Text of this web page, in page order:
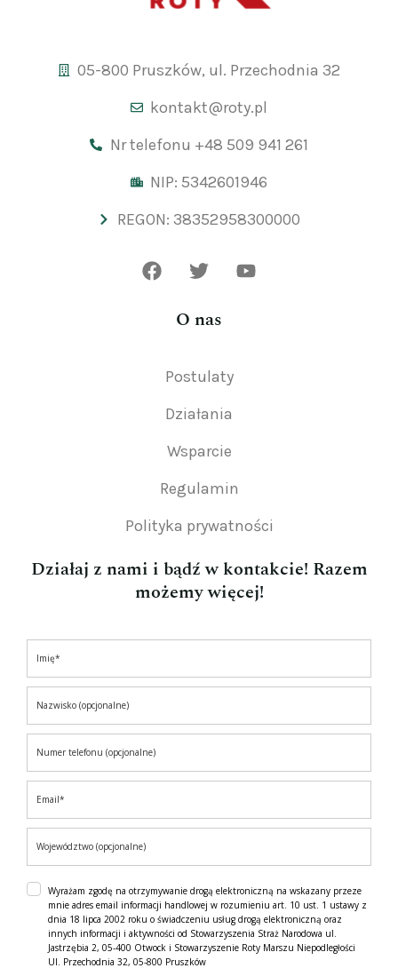
05-800 Pruszków, ul. Przechodnia 32
kontakt@roty.pl
Nr telefonu +48 509 941 261
NIP: 5342601946
REGON: 38352958300000
O nas
Postulaty
Działania
Wsparcie
Regulamin
Polityka prywatności
Działaj z nami i bądź w kontakcie! Razem
możemy więcej!
Wyrażam zgodę na otrzymywanie drogą elektroniczną na wskazany przeze
mnie adres email informacji handlowej w rozumieniu art. 10 ust. 1 ustawy z
dnia 18 lipca 2002 roku o świadczeniu usług drogą elektroniczną oraz
innych informacji i aktywności od Stowarzyszenia Straż Narodowa ul.
Jastrzębia 2, 05-400 Otwock i Stowarzyszenie Roty Marszu Niepodległości
Ul. Przechodnia 32, 05-800 Pruszków